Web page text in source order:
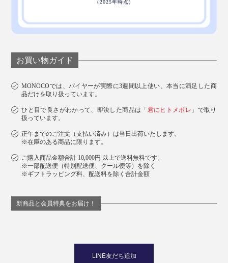
お買い物ガイド
MONOCOでは、バイヤーが実際に3週間以上使い、本当に満足した商
品だけを取り扱っています。
ひと目で良さがわかって、即決した商品は「君にヒトメボレ 」で取り
扱っています。
正午までのご注文（支払い済み）は当日出荷いたします。
※在庫のある商品に限ります。
ご購入商品金額合計 10,000円 以上で送料無料です。
※一部配送便（特別配送便、クール便等）を除く
※ギフトラッピング料、配送料を除く合計金額
新商品と会員特典をお届け！
LINE友だち追加